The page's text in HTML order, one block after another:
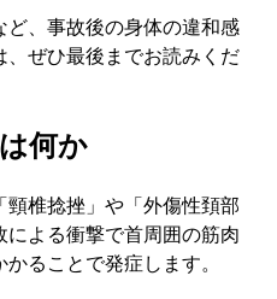
、事故後の身体の違和感
、ぜひ最後までお読みくだ
何か
頸椎捻挫」や「外傷性頚部
よる衝撃で首周囲の筋肉
ることで発症します。